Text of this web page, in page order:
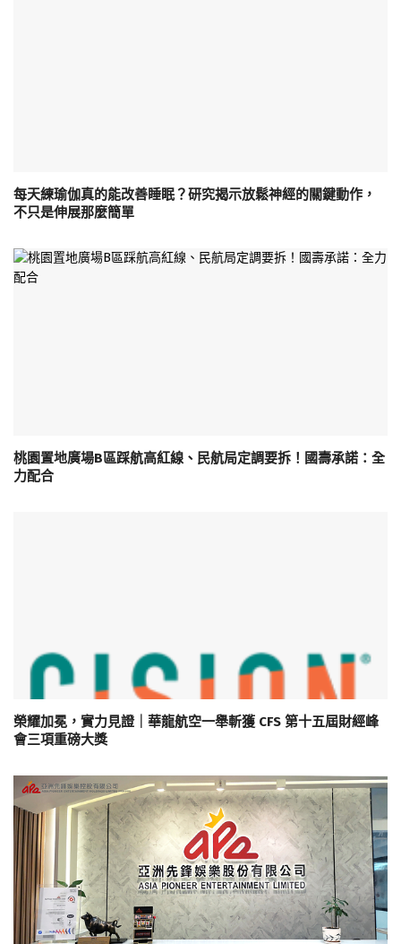
每天練瑜伽真的能改善睡眠？研究揭示放鬆神經的關鍵動作，
不只是伸展那麼簡單
桃園置地廣場B區踩航高紅線、民航局定調要拆！國壽承諾：全
力配合
榮耀加冕，實力見證｜華龍航空一舉斬獲 CFS 第十五屆財經峰
會三項重磅大獎